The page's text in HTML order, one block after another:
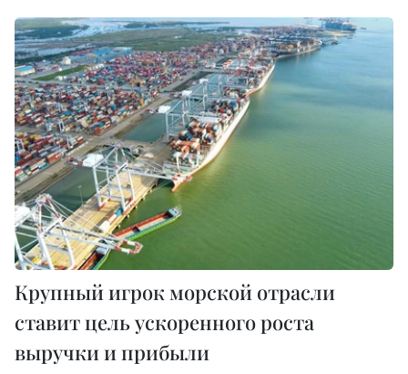
Крупный игрок морской отрасли
ставит цель ускоренного роста
выручки и прибыли